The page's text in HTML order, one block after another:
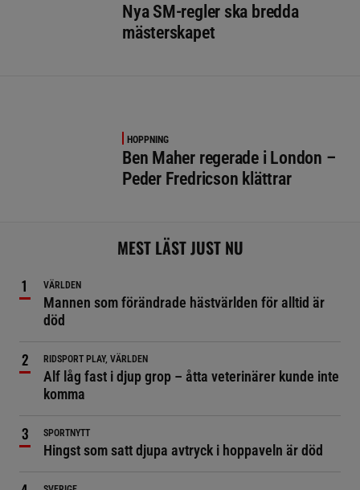
Nya SM-regler ska bredda
mästerskapet
HOPPNING
Ben Maher regerade i London –
Peder Fredricson klättrar
MEST LÄST JUST NU
VÄRLDEN
Mannen som förändrade hästvärlden för alltid är
död
RIDSPORT PLAY, VÄRLDEN
Alf låg fast i djup grop – åtta veterinärer kunde inte
komma
SPORTNYTT
Hingst som satt djupa avtryck i hoppaveln är död